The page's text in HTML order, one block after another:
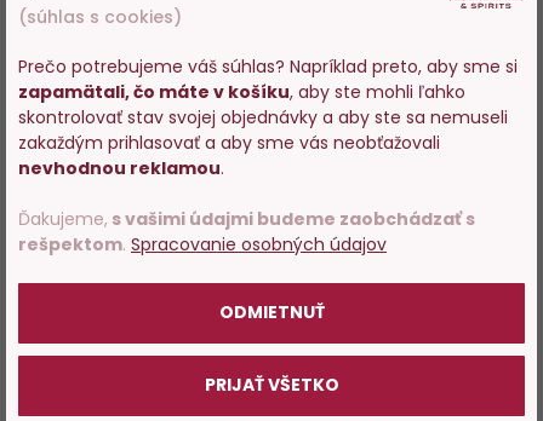
(súhlas s cookies)
Prečo potrebujeme váš súhlas? Napríklad preto, aby sme si
zapamätali, čo máte v košíku, aby ste mohli ľahko
skontrolovať stav svojej objednávky a aby ste sa nemuseli
zakaždým prihlasovať a aby sme vás neobťažovali
nevhodnou reklamou.
Ďakujeme, s vašimi údajmi budeme zaobchádzať s
rešpektom. Spracovanie osobných údajov
ODMIETNUŤ
PRIJAŤ VŠETKO
Vstupujete na stránky s
predajom alkoholu. Prosím
potvrďte, že Vám už bolo 18